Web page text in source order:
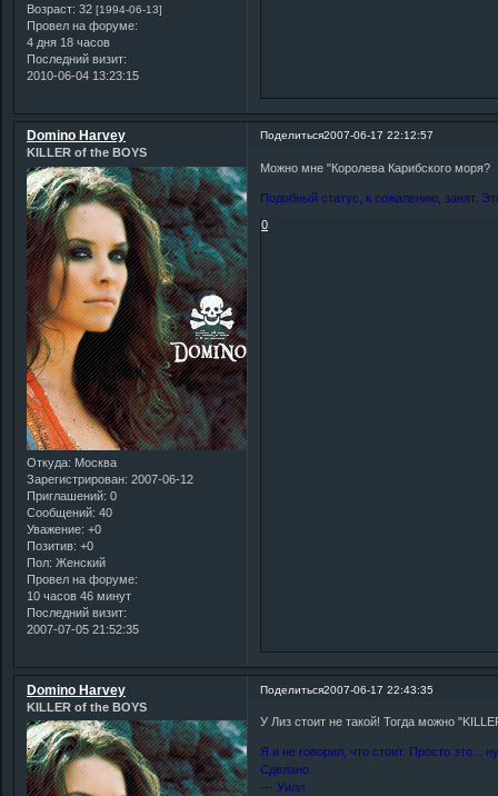
Возраст: 32 [1994-06-13]
Провел на форуме:
4 дня 18 часов
Последний визит:
2010-06-04 13:23:15
Поделиться2007-06-17 22:12:57
Domino Harvey
KILLER of the BOYS
Откуда: Москва
Зарегистрирован: 2007-06-12
Приглашений: 0
Сообщений: 40
Уважение: +0
Позитив: +0
Пол: Женский
Провел на форуме:
10 часов 46 минут
Последний визит:
2007-07-05 21:52:35
Можно мне "Королева Карибского моря?
Подобный статус, к сожалению, занят.
0
Поделиться2007-06-17 22:43:35
Domino Harvey
KILLER of the BOYS
У Лиз стоит не такой! Тогда можно
Я и не говорил, что стоит. Просто это...
Сделано.
--- Уилл